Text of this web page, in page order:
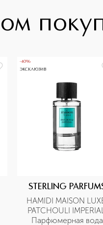
-40%
ЭКСКЛЮЗИВ
STERLING
HAMIDI MAISON
PATCHOULI
Парфюмерная вода